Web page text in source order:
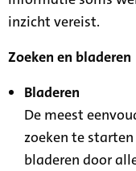
inzicht vereist.
Zoeken en bladeren
Bladeren
De meest
zoeken te
bladeren door